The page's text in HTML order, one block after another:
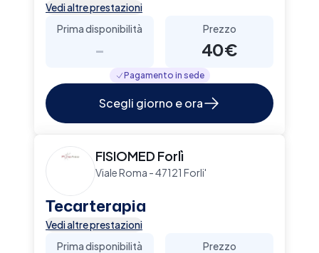
Vedi altre prestazioni
Prima disponibilità
-
Prezzo
40€
Pagamento in sede
Scegli giorno e ora
FISIOMED Forlì
Viale Roma - 47121 Forli'
Tecarterapia
Vedi altre prestazioni
Prima disponibilità
Prezzo